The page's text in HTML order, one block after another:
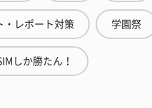
・レポート対策 学園祭
しか勝たん！